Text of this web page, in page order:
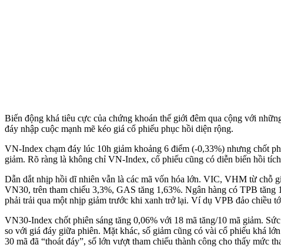
Biến động khá tiêu cực của chứng khoán thế giới đêm qua cộng với
đáy nhập cuộc mạnh mẽ kéo giá cổ phiếu phục hồi diện rộng.
VN-Index chạm đáy lúc 10h giảm khoảng 6 điểm (-0,33%) nhưng chốt
giảm. Rõ ràng là không chỉ VN-Index, cổ phiếu cũng có diễn biến hồi
Dẫn dắt nhịp hồi dĩ nhiên vẫn là các mã vốn hóa lớn. VIC, VHM từ chỗ
VN30, trên tham chiếu 3,3%, GAS tăng 1,63%. Ngân hàng có TPB
phải trải qua một nhịp giảm trước khi xanh trở lại. Ví dụ VPB đảo chiều
VN30-Index chốt phiên sáng tăng 0,06% với 18 mã tăng/10 mã giảm.
so với giá đáy giữa phiên. Mặt khác, số giảm cũng có vài cổ phiếu khá
30 mã đã “thoát đáy”, số lớn vượt tham chiếu thành công cho thấy mức